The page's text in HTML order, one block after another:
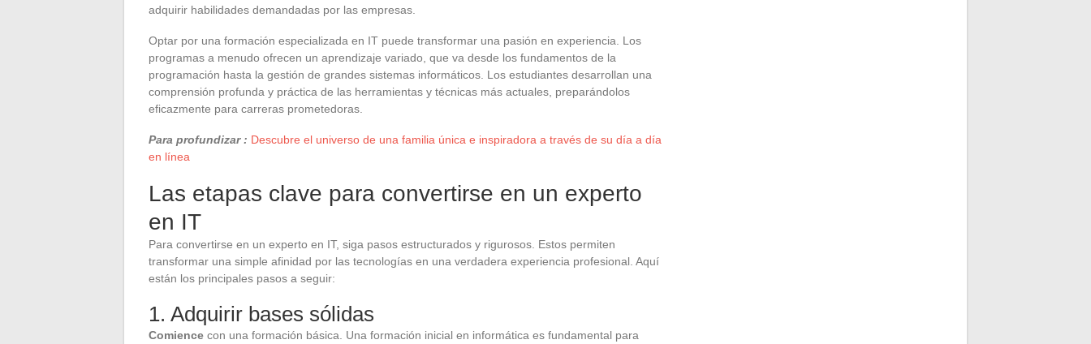
adquirir habilidades demandadas por las empresas.
Optar por una formación especializada en IT puede transformar una pasión en experiencia. Los
programas a menudo ofrecen un aprendizaje variado, que va desde los fundamentos de la
programación hasta la gestión de grandes sistemas informáticos. Los estudiantes desarrollan una
comprensión profunda y práctica de las herramientas y técnicas más actuales, preparándolos
eficazmente para carreras prometedoras.
Para profundizar : Descubre el universo de una familia única e inspiradora a través de su día a día
en línea
Las etapas clave para convertirse en un experto
en IT
Para convertirse en un experto en IT, siga pasos estructurados y rigurosos. Estos permiten
transformar una simple afinidad por las tecnologías en una verdadera experiencia profesional. Aquí
están los principales pasos a seguir:
1. Adquirir bases sólidas
Comience con una formación básica. Una formación inicial en informática es fundamental para